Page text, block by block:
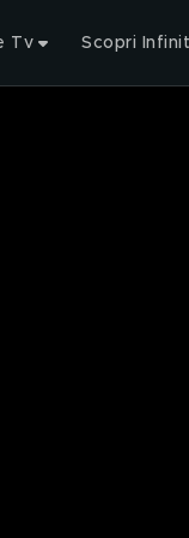
Tv Scopri